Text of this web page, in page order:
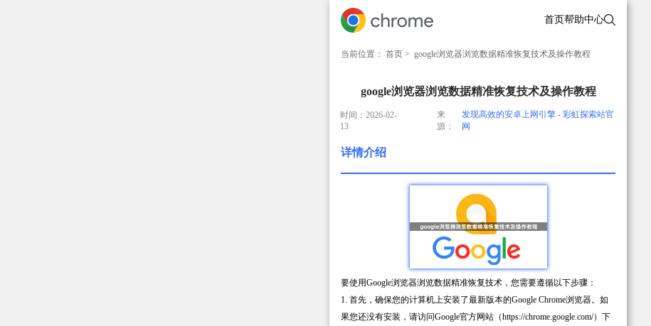
首页帮助中心
当前位置： 首页 > google浏览器浏览数据精准恢复技术及操作教程
google浏览器浏览数据精准恢复技术及操作教程
时间：2026-02-
13
来
源：
发现高效的安卓上网引擎 - 彩虹探索站官
网
详情介绍
要使用Google浏览器浏览数据精准恢复技术，您需要遵循以下步骤：
1. 首先，确保您的计算机上安装了最新版本的Google Chrome浏览器。如
果您还没有安装，请访问Google官方网站（https://chrome.google.com/）下